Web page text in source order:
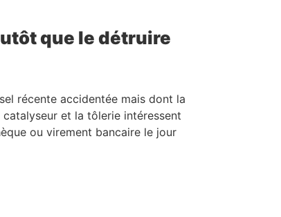
que le détruire
récente accidentée mais dont la
et la tôlerie intéressent
ou virement bancaire le jour